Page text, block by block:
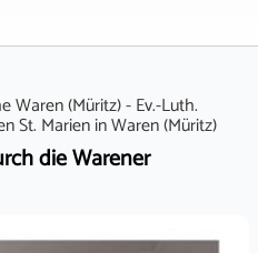
Waren (Müritz) - Ev.-Luth.
St. MarieninWaren (Müritz)
die Warener